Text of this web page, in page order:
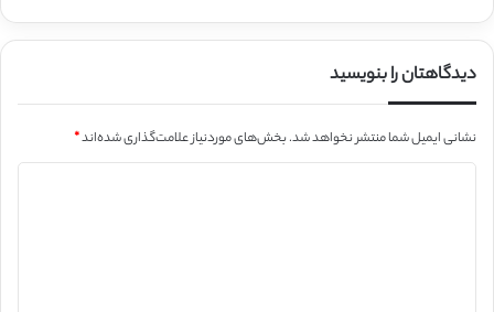
دیدگاهتان را بنویسید
نشانی ایمیل شما منتشر نخواهد شد.بخش‌های موردنیاز علامت‌گذاری شده‌اند*